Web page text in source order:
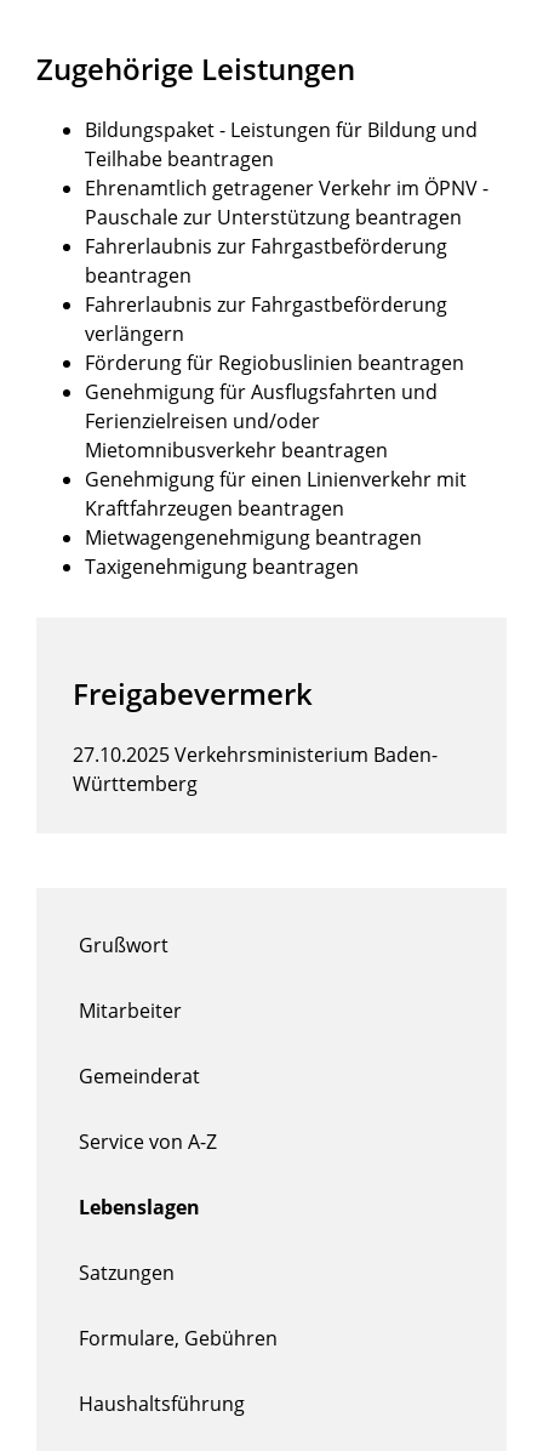
Zugehörige Leistungen
Bildungspaket - Leistungen für Bildung und
Teilhabe beantragen
Ehrenamtlich getragener Verkehr im ÖPNV -
Pauschale zur Unterstützung beantragen
Fahrerlaubnis zur Fahrgastbeförderung
beantragen
Fahrerlaubnis zur Fahrgastbeförderung
verlängern
Förderung für Regiobuslinien beantragen
Genehmigung für Ausflugsfahrten und
Ferienzielreisen und/oder
Mietomnibusverkehr beantragen
Genehmigung für einen Linienverkehr mit
Kraftfahrzeugen beantragen
Mietwagengenehmigung beantragen
Taxigenehmigung beantragen
Freigabevermerk
27.10.2025 Verkehrsministerium Baden-
Württemberg
Grußwort
Mitarbeiter
Gemeinderat
Service von A-Z
Lebenslagen
Satzungen
Formulare, Gebühren
Haushaltsführung